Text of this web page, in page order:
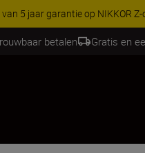
accessoires, maak je
betalen Gratis en